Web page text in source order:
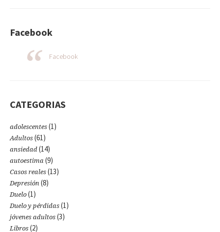
Facebook
Facebook
CATEGORIAS
adolescentes (1)
Adultos (61)
ansiedad (14)
autoestima (9)
Casos reales (13)
Depresión (8)
Duelo (1)
Duelo y pérdidas (1)
jóvenes adultos (3)
Libros (2)